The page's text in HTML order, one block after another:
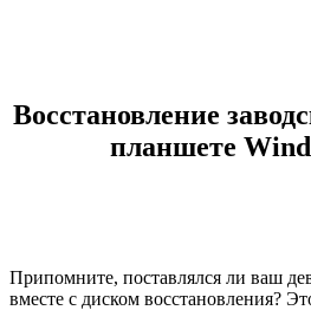
Восстановление
планшете
Припомните, поставлялся ли ваш
вместе с диском восстановления?